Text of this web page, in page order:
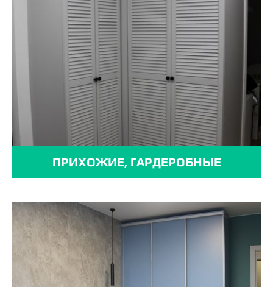
ПРИХОЖИЕ, ГАРДЕРОБНЫЕ